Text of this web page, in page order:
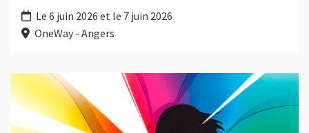
Le 6 juin 2026 et le 7 juin 2026
OneWay - Angers
Plus d'information sur l'évènement : Arco